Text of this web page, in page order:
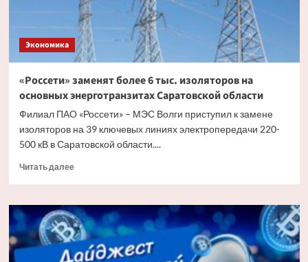
видами
валюты
Экономика
«Россети» заменят более 6 тыс. изоляторов на
основных энерготранзитах Саратовской области
Филиал ПАО «Россети» – МЭС Волги приступил к замене
изоляторов на 39 ключевых линиях электропередачи 220-
500 кВ в Саратовской области....
Читать далееПрочитать
«Россети»
заменят
более
6
тыс.